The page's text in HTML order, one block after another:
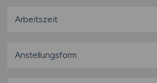
Home-Office möglich / Hybrid
Remote aus dem Ausland möglich
Arbeitszeit
Teilzeit
Anstellungsform